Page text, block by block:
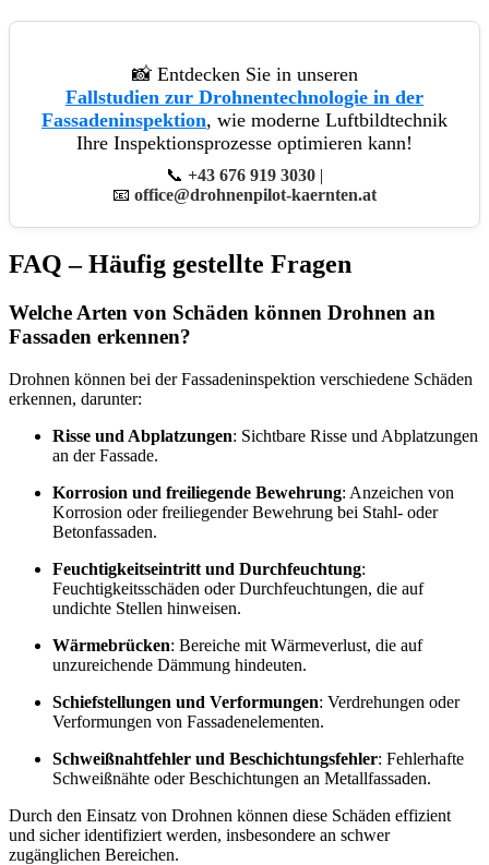
📸 Entdecken Sie in unseren
Fallstudien zur Drohnentechnologie in der
Fassadeninspektion, wie moderne Luftbildtechnik
Ihre Inspektionsprozesse optimieren kann!
📞 +43 676 919 3030 |
📧 office@drohnenpilot-kaernten.at
FAQ – Häufig gestellte Fragen
Welche Arten von Schäden können Drohnen an
Fassaden erkennen?
Drohnen können bei der Fassadeninspektion verschiedene Schäden
erkennen, darunter:
Risse und Abplatzungen: Sichtbare Risse und Abplatzungen
an der Fassade.
Korrosion und freiliegende Bewehrung: Anzeichen von
Korrosion oder freiliegender Bewehrung bei Stahl- oder
Betonfassaden.
Feuchtigkeitseintritt und Durchfeuchtung:
Feuchtigkeitsschäden oder Durchfeuchtungen, die auf
undichte Stellen hinweisen.
Wärmebrücken: Bereiche mit Wärmeverlust, die auf
unzureichende Dämmung hindeuten.
Schiefstellungen und Verformungen: Verdrehungen oder
Verformungen von Fassadenelementen.
Schweißnahtfehler und Beschichtungsfehler: Fehlerhafte
Schweißnähte oder Beschichtungen an Metallfassaden.
Durch den Einsatz von Drohnen können diese Schäden effizient
und sicher identifiziert werden, insbesondere an schwer
zugänglichen Bereichen.